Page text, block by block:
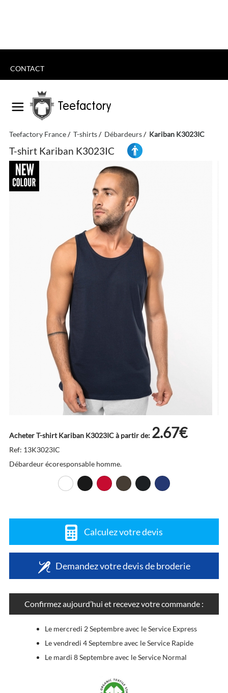
CONTACT
Teefactory
Teefactory France T-shirts Débardeurs Kariban K3023IC
T-shirt Kariban K3023IC
Acheter T-shirt Kariban K3023IC à partir de: 2.67€
Ref: 13K3023IC
Débardeur écoresponsable homme.
Calculez votre devis
Demandez votre devis de broderie
Confirmez aujourd’hui et recevez votre commande :
Le mercredi 2 Septembre avec le Service Express
Le vendredi 4 Septembre avec le Service Rapide
Le mardi 8 Septembre avec le Service Normal